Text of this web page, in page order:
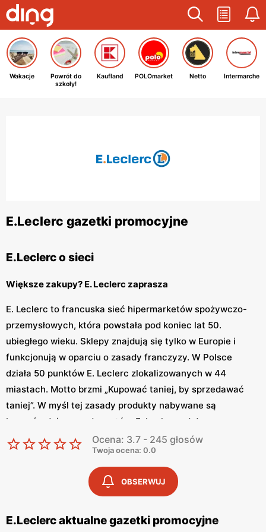
Wakacje
Powrót do
szkoły!
Kaufland POLOmarket Netto Intermarche
E.Leclerc gazetki promocyjne
E.Leclerc o sieci
Większe zakupy? E. Leclerc zaprasza
E. Leclerc to francuska sieć hipermarketów spożywczo-
przemysłowych, która powstała pod koniec lat 50.
ubiegłego wieku. Sklepy znajdują się tylko w Europie i
funkcjonują w oparciu o zasady franczyzy. W Polsce
działa 50 punktów E. Leclerc zlokalizowanych w 44
miastach. Motto brzmi „Kupować taniej, by sprzedawać
taniej”. W myśl tej zasady produkty nabywane są
bezpośrednio u producentów. E. Leclerc od dawna
angażuje się w działalność kulturalną i społeczną, o czym
świadczy organizacja imprez kulturalnych i sponsoring
drużyn sportowych. Firma ma też własną stronę
internetową. Asortyment na niej jest podzielony na kilka
podróż. Oprócz głównej witryny sklep posiada osobne
Ocena: 3.7 - 245 głosów
Twoja ocena: 0.0
OBSERWUJ
E.Leclerc aktualne gazetki promocyjne